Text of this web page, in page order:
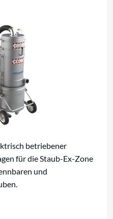
betriebener
für die Staub-Ex-Zone
und